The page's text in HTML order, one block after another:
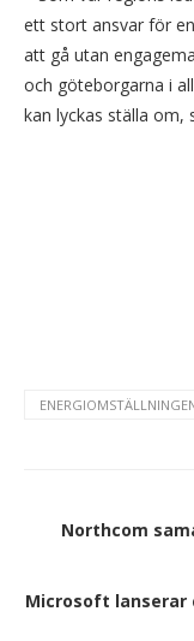
ett stort ansvar för
att gå utan
och göteborgarna i
kan lyckas ställa om,
Northcom
Microsoft lanserar